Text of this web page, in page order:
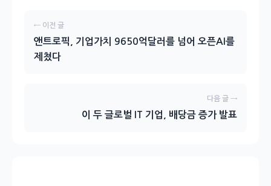
← 이전 글
앤트로픽, 기업가치 9650억달러를 넘어 오픈AI를
제쳤다
다음 글 →
이 두 글로벌 IT 기업, 배당금 증가 발표